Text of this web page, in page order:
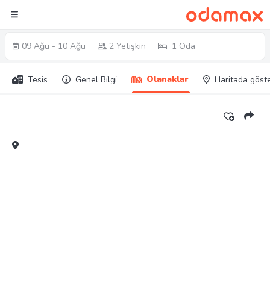
09 Ağu - 10 Ağu 2 Yetişkin 1 Oda
Tesis Genel Bilgi Olanaklar Haritada